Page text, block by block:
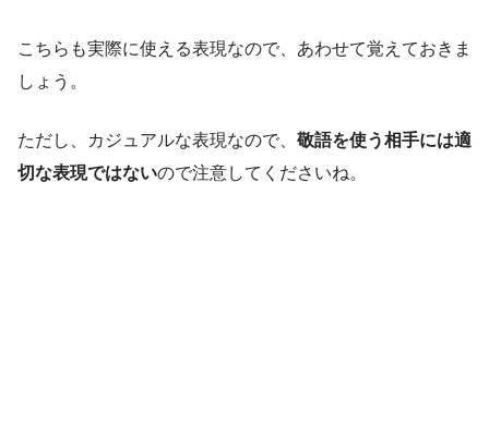
こちらも実際に使える表現なので、あわせて覚えておきま
しょう。
ただし、カジュアルな表現なので、 敬語を使う相手には適
切な表現ではないので注意してくださいね。